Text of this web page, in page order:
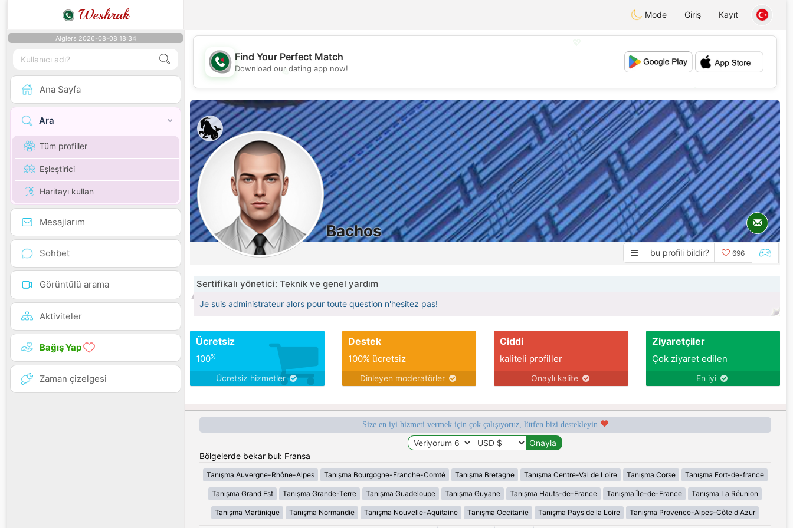
Weshrak Mode Giriş Kayıt
Algiers 2026-08-08 18:34
Ana Sayfa
Ara
Tüm profiller
Eşleştirici
Haritayı kullan
Mesajlarım
Sohbet
Görüntülü arama
Aktiviteler
Bağış Yap
Zaman çizelgesi
💖
💕
💕
Find Your Perfect Match
Download our dating app now!
Bachos
bu profili bildir? 696
Sertifikalı yönetici: Teknik ve genel yardım
Je suis administrateur alors pour toute question n'hesitez pas!
Ücretsiz
100%
Ücretsiz hizmetler
Destek
100% ücretsiz
Dinleyen moderatörler
Ciddi
kaliteli profiller
Onaylı kalite
Ziyaretçiler
Çok ziyaret edilen
En iyi
Size en iyi hizmeti vermek için çok çalışıyoruz, lütfen bizi destekleyin
Bölgelerde bekar bul: Fransa
Tanışma Auvergne-Rhône-Alpes Tanışma Bourgogne-Franche-Comté Tanışma Bretagne Tanışma Centre-Val de Loire Tanışma Corse Tanışma Fort-de-france
Tanışma Grand Est Tanışma Grande-Terre Tanışma Guadeloupe Tanışma Guyane Tanışma Hauts-de-France Tanışma Île-de-France Tanışma La Réunion
Tanışma Martinique Tanışma Normandie Tanışma Nouvelle-Aquitaine Tanışma Occitanie Tanışma Pays de la Loire Tanışma Provence-Alpes-Côte d Azur